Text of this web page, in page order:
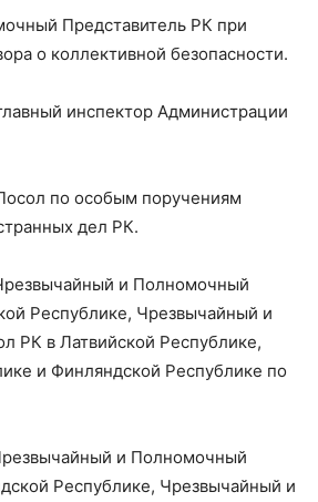
Представитель РК при
о коллективной безопасности.
инспектор Администрации
по особым поручениям
дел РК.
и Полномочный
Республике, Чрезвычайный и
РК в Латвийской Республике,
и Финляндской Республике по
и Полномочный
Республике, Чрезвычайный и